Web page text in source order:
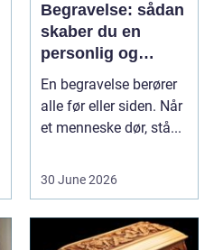
Begravelse: sådan
skaber du en
personlig og
respektfuld afsked
En begravelse berører
alle før eller siden. Når
et menneske dør, stå...
30 June 2026